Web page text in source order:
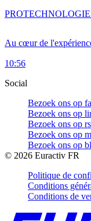
Au cœur de
10:56
PRO
Social
Bezoek ons op
Bezoek ons op
Bezoek ons op
Bezoek ons op
Bezoek ons op
© 2026 Euractiv FR
Politique de
Conditions
Conditions de